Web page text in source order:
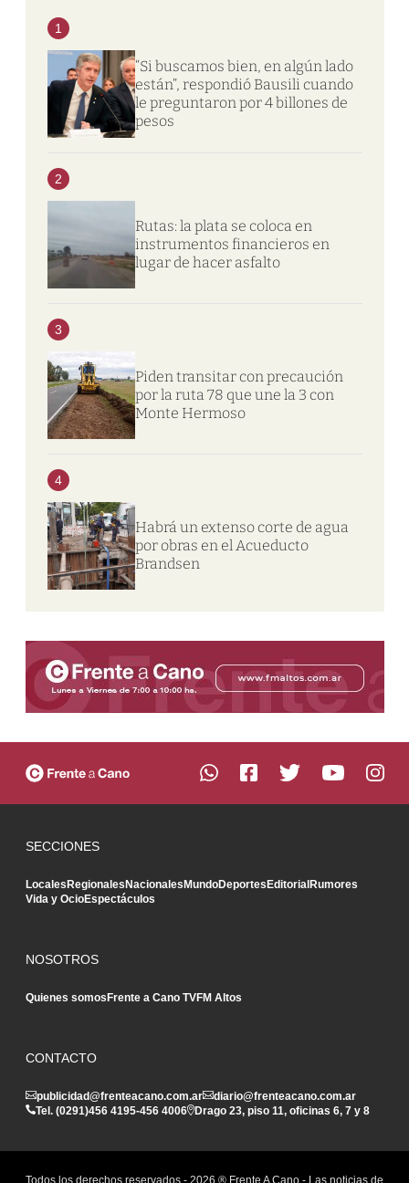
1
“Si buscamos bien, en algún lado
están”, respondió Bausili cuando
le preguntaron por 4 billones de
pesos
2
Rutas: la plata se coloca en
instrumentos financieros en
lugar de hacer asfalto
3
Piden transitar con precaución
por la ruta 78 que une la 3 con
Monte Hermoso
4
Habrá un extenso corte de agua
por obras en el Acueducto
Brandsen
SECCIONES
LocalesRegionalesNacionalesMundoDeportesEditorialRumores
Vida y OcioEspectáculos
NOSOTROS
Quienes somosFrente a Cano TVFM Altos
CONTACTO
publicidad@frenteacano.com.ar
diario@frenteacano.com.ar
Tel. (0291)456 4195-456 4006 Drago 23, piso 11, oficinas 6, 7 y 8
Todos los derechos reservados - 2026 ® Frente A Cano - Las noticias de